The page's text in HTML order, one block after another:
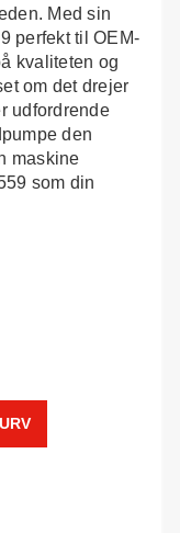
Med sin
perfekt til OEM-
kvaliteten og
om det drejer
udfordrende
den
maskine
som din